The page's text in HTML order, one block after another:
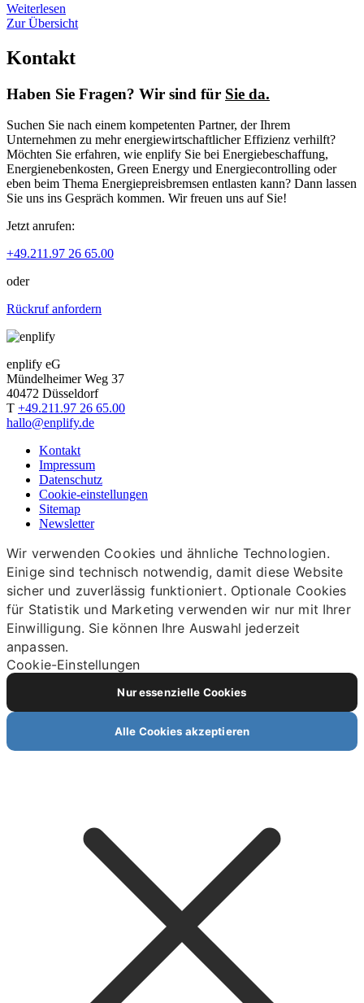
Weiterlesen
Zur Übersicht
Kontakt
Haben Sie Fragen? Wir sind für Sie da.
Suchen Sie nach einem kompetenten Partner, der Ihrem
Unternehmen zu mehr energiewirtschaftlicher Effizienz verhilft?
Möchten Sie erfahren, wie enplify Sie bei Energiebeschaffung,
Energienebenkosten, Green Energy und Energiecontrolling oder
eben beim Thema Energiepreisbremsen entlasten kann? Dann lassen
Sie uns ins Gespräch kommen. Wir freuen uns auf Sie!
Jetzt anrufen:
+49.211.97 26 65.00
oder
Rückruf anfordern
enplify eG
Mündelheimer Weg 37
40472 Düsseldorf
T +49.211.97 26 65.00
hallo@enplify.de
Kontakt
Impressum
Datenschutz
Cookie-einstellungen
Sitemap
Newsletter
Wir verwenden Cookies und ähnliche Technologien.
Einige sind technisch notwendig, damit diese Website
sicher und zuverlässig funktioniert. Optionale Cookies
für Statistik und Marketing verwenden wir nur mit Ihrer
Einwilligung. Sie können Ihre Auswahl jederzeit
anpassen.
Cookie-Einstellungen
Nur essenzielle Cookies
Alle Cookies akzeptieren